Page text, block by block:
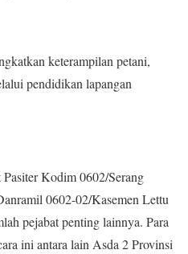
keterampilan petani,
pendidikan lapangan
Kodim 0602/Serang
0602-02/Kasemen Lettu
pejabat penting lainnya. Para
ini antara lain Asda 2 Provinsi